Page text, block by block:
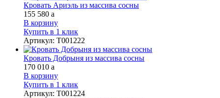
Кровать Ариэль из массива сосны
155 580 a
В корзину
Купить в 1 клик
Артикул: Т001222
Кровать Добрыня из массива сосны
170 010 a
В корзину
Купить в 1 клик
Артикул: Т001224